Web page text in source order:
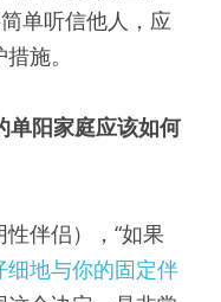
单听信他人，应
施。
单阳家庭应该如何
伴侣），“如果
细地与你的固定伴